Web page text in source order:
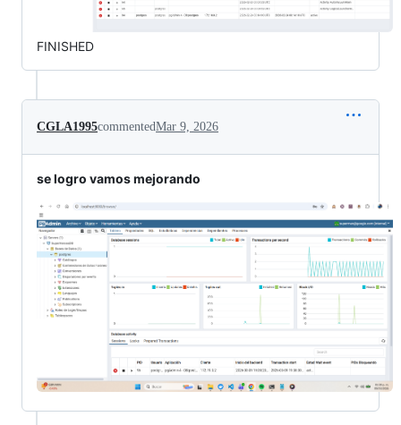
FINISHED
CGLA1995commentedMar 9, 2026
se logro vamos mejorando